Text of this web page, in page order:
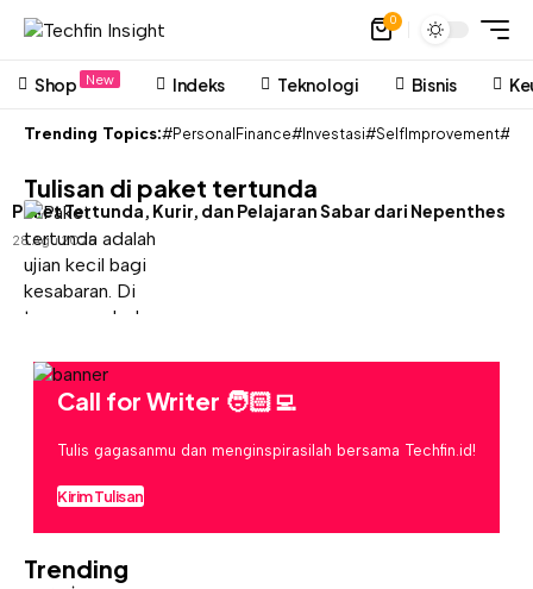
0
Shop New Indeks Teknologi Bisnis
Trending Topics:#PersonalFinance#Investasi#SelfImprovement
Tulisan di paket tertunda
Paket Tertunda, Kurir, dan Pelajaran Sabar dari Nepenthes
28 Agu 2025
Call for Writer 🧑🏻‍💻
Tulis gagasanmu dan menginspirasilah bersama Techfin.id!
Kirim Tulisan
Trending